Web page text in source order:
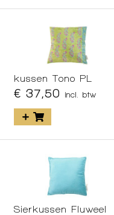
kussen Tono PL
€ 37,50 incl. btw
Sierkussen Fluweel